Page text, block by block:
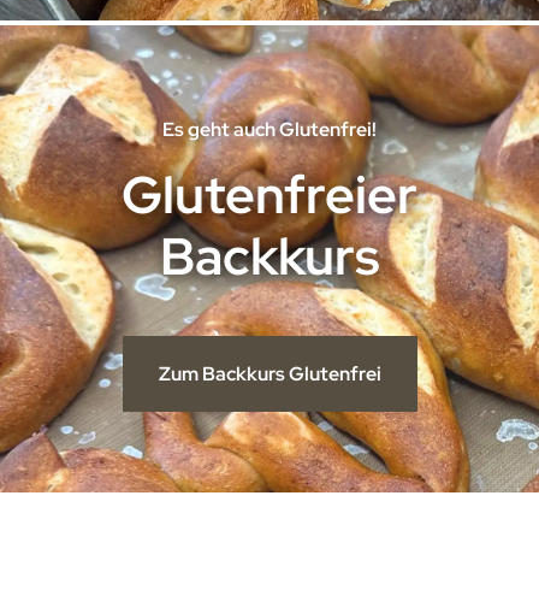
Es geht auch Glutenfrei!
Glutenfreier
Backkurs
Zum Backkurs Glutenfrei